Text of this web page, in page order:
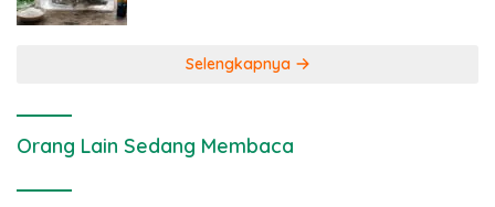
Selengkapnya
Orang Lain Sedang Membaca